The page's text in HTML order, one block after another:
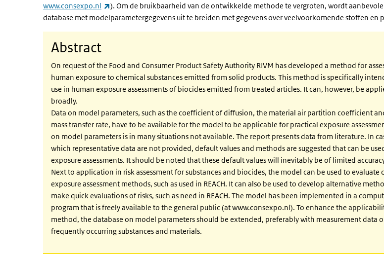
www.consexpo.nl
(externe link)
). Om de bruikbaarheid van de ontwikkelde methode te vergroten, wordt
database met modelparametergegevens uit te breiden met gegevens over veelvoorkomende stoffen en
Abstract
On request of the Food and Consumer Product Safety Authority RIVM has developed a method for
human exposure to chemical substances emitted from solid products. This method is specifically
use in human exposure assessments of biocides emitted from treated articles. It can, however, be
broadly.
Data on model parameters, such as the coefficient of diffusion, the material air partition coefficient
mass transfer rate, have to be available for the model to be applicable for practical exposure
on model parameters is in many situations not available. The report presents data from literature. In
which representative data are not provided, default values and methods are suggested that can be
exposure assessments. It should be noted that these default values will inevitably be of limited
Next to application in risk assessment for substances and biocides, the model can be used to evaluate
exposure assessment methods, such as used in REACH. It can also be used to develop alternative
make quick evaluations of risks, such as need in REACH. The model has been implemented in a
program that is freely available to the general public (at www.consexpo.nl). To enhance the
method, the database on model parameters should be extended, preferably with measurement data
frequently occurring substances and materials.